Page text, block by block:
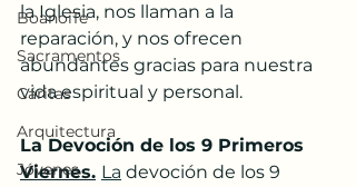
BoanoiTe
Sacramentos
Cáritas
Arquitectura
Jóvenes
la Iglesia, nos llaman a la
reparación, y nos ofrecen
abundantes gracias para nuestra
vida espiritual y personal.
La Devoción de los 9 Primeros
Viernes. La devoción de los 9